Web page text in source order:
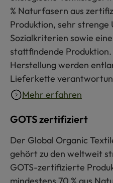
% Naturfasern aus
Produktion, sehr strenge
Sozialkriterien sowie
stattfindende
Herstellung werden
Lieferkette
Mehr erfahren
GOTS zertifiziert
Der Global Organic
gehört zu den weltweit
GOTS-zertifizierte